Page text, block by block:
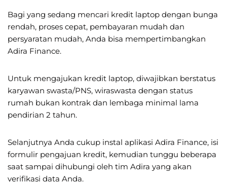
Bagi yang sedang mencari kredit laptop dengan bunga
rendah, proses cepat, pembayaran mudah dan
persyaratan mudah, Anda bisa mempertimbangkan
Adira Finance.
Untuk mengajukan kredit laptop, diwajibkan berstatus
karyawan swasta/PNS, wiraswasta dengan status
rumah bukan kontrak dan lembaga minimal lama
pendirian 2 tahun.
Selanjutnya Anda cukup instal aplikasi Adira Finance, isi
formulir pengajuan kredit, kemudian tunggu beberapa
saat sampai dihubungi oleh tim Adira yang akan
verifikasi data Anda.